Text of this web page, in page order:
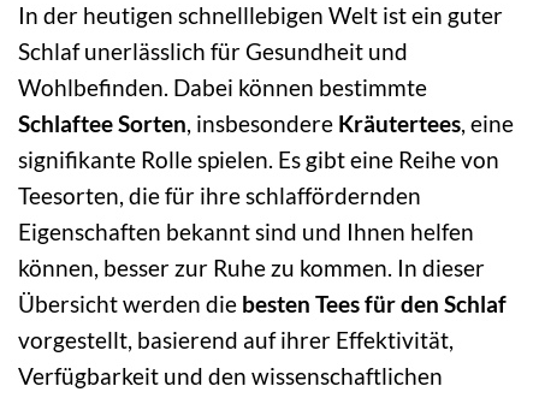
In der heutigen schnelllebigen Welt ist ein guter
Schlaf unerlässlich für Gesundheit und
Wohlbefinden. Dabei können bestimmte
Schlaftee Sorten, insbesondere Kräutertees, eine
signifikante Rolle spielen. Es gibt eine Reihe von
Teesorten, die für ihre schlaffördernden
Eigenschaften bekannt sind und Ihnen helfen
können, besser zur Ruhe zu kommen. In dieser
Übersicht werden die besten Tees für den Schlaf
vorgestellt, basierend auf ihrer Effektivität,
Verfügbarkeit und den wissenschaftlichen